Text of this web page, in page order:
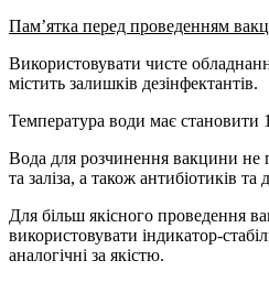
Пам’ятка перед проведенням
Використовувати чисте
містить залишків дезінфектантів.
Температура води має становити
Вода для розчинення вакцини не
та заліза, а також антибіотиків та
Для більш якісного проведення
використовувати індикатор-
аналогічні за якістю.